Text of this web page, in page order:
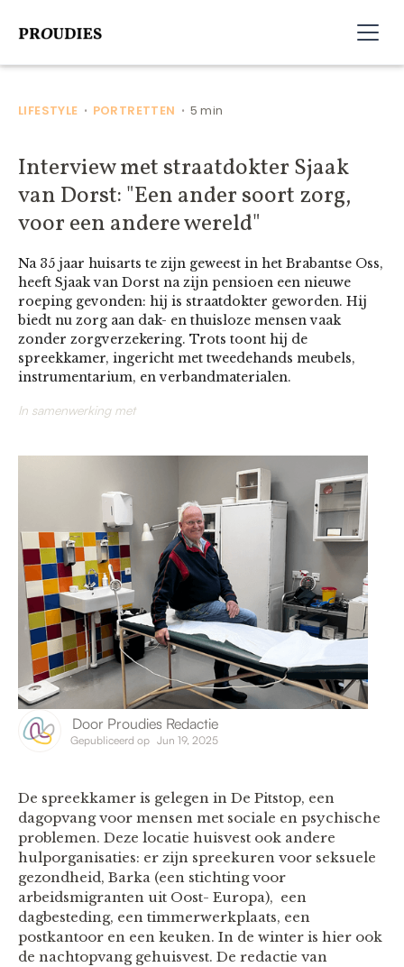
LIFESTYLE • PORTRETTEN • 5 min
Interview met straatdokter Sjaak
van Dorst: "Een ander soort zorg,
voor een andere wereld"
Na 35 jaar huisarts te zijn geweest in het Brabantse Oss,
heeft Sjaak van Dorst na zijn pensioen een nieuwe
roeping gevonden: hij is straatdokter geworden. Hij
biedt nu zorg aan dak- en thuisloze mensen vaak
zonder zorgverzekering. Trots toont hij de
spreekkamer, ingericht met tweedehands meubels,
instrumentarium, en verbandmaterialen.
In samenwerking met
Door Proudies Redactie
Gepubliceerd op Jun 19, 2025
De spreekkamer is gelegen in De Pitstop, een
dagopvang voor mensen met sociale en psychische
problemen. Deze locatie huisvest ook andere
hulporganisaties: er zijn spreekuren voor seksuele
gezondheid, Barka (een stichting voor
arbeidsmigranten uit Oost- Europa), een
dagbesteding, een timmerwerkplaats, een
postkantoor en een keuken. In de winter is hier ook
de nachtopvang gehuisvest. De redactie van